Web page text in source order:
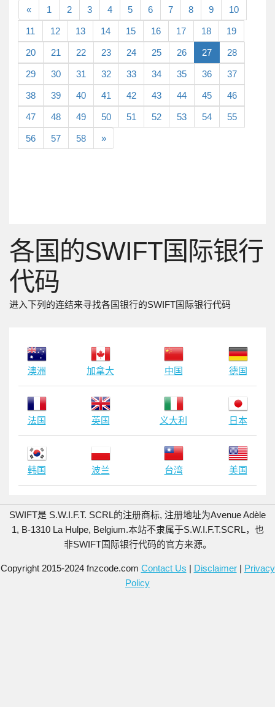
« 1 2 3 4 5 6 7 8 9 10
11 12 13 14 15 16 17 18 19
20 21 22 23 24 25 26 27 28
29 30 31 32 33 34 35 36 37
38 39 40 41 42 43 44 45 46
47 48 49 50 51 52 53 54 55
56 57 58 »
各国的SWIFT国际银行
代码
进入下列的连结来寻找各国银行的SWIFT国际银行代码
澳洲 加拿大 中国 德国
法国 英国 义大利 日本
韩国 波兰 台湾 美国
SWIFT是 S.W.I.F.T. SCRL的注册商标, 注册地址为Avenue Adèle
1, B-1310 La Hulpe, Belgium.本站不隶属于S.W.I.F.T.SCRL，也
非SWIFT国际银行代码的官方来源。
Copyright 2015-2024 fnzcode.com Contact Us | Disclaimer| Privacy
Policy